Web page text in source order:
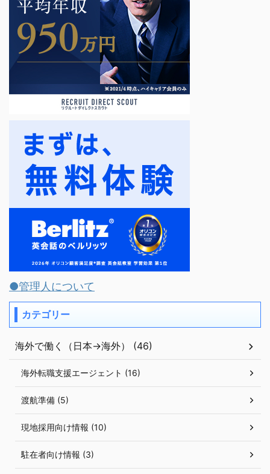
●管理人について
カテゴリー
海外で働く（日本→海外） (46)
海外転職支援エージェント (16)
渡航準備 (5)
現地採用向け情報 (10)
駐在者向け情報 (3)